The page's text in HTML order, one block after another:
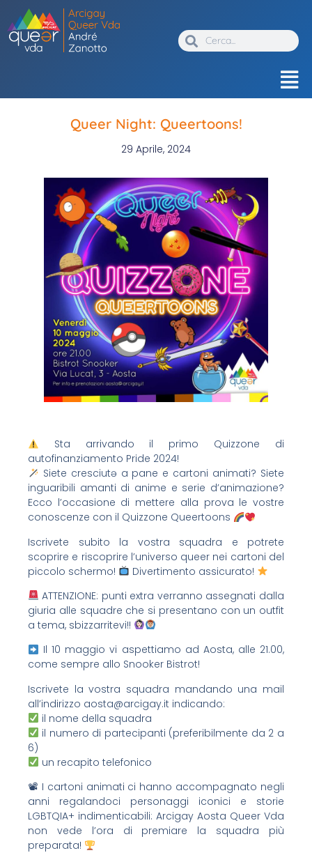
Queer Night: Queertoons!
29 Aprile, 2024
Sta arrivando il primo Quizzone di
autofinanziamento Pride 2024!
Siete cresciutə a pane e cartoni animati? Siete
inguaribili amanti di anime e serie d’animazione?
Ecco l’occasione di mettere alla prova le vostre
conoscenze con il Quizzone Queertoons
Iscrivete subito la vostra squadra e potrete
scoprire e riscoprire l’universo queer nei cartoni del
piccolo schermo!
Divertimento assicurato!
ATTENZIONE: punti extra verranno assegnati dalla
giuria alle squadre che si presentano con un outfit
a tema, sbizzarritevi!!
Il 10 maggio vi aspettiamo ad Aosta, alle 21.00,
come sempre allo Snooker Bistrot!
Iscrivete la vostra squadra mandando una mail
all’indirizzo aosta@arcigay.it indicando:
il nome della squadra
il numero di partecipanti (preferibilmente da 2 a
6)
un recapito telefonico
📽 I cartoni animati ci hanno accompagnato negli
anni regalandoci personaggi iconici e storie
LGBTQIA+ indimenticabili: Arcigay Aosta Queer Vda
non vede l’ora di premiare la squadra più
preparata!